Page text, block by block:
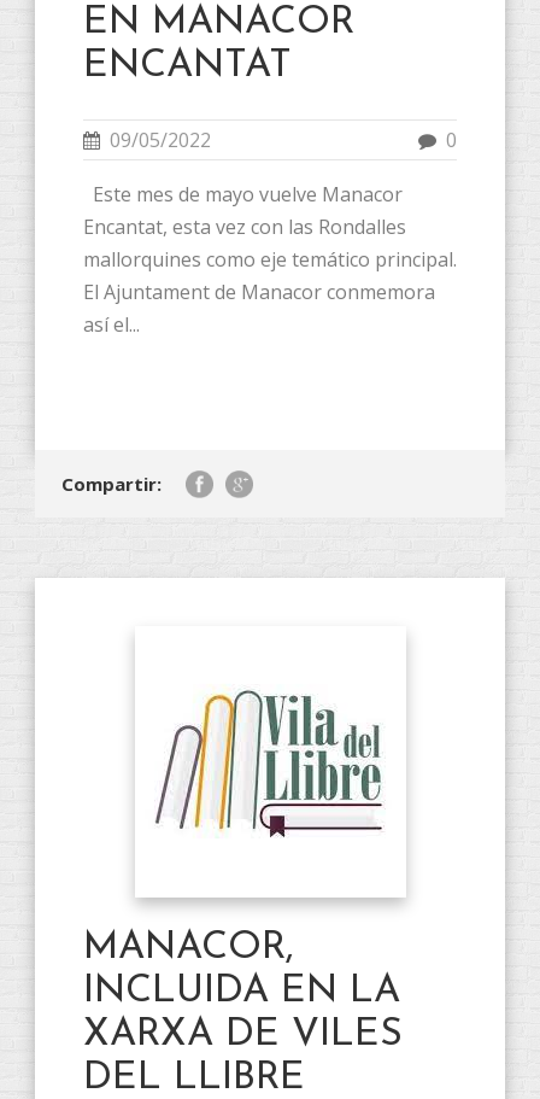
EN MANACOR
ENCANTAT
09/05/2022 0
Este mes de mayo vuelve Manacor
Encantat, esta vez con las Rondalles
mallorquines como eje temático principal.
El Ajuntament de Manacor conmemora
así el...
Compartir:
MANACOR,
INCLUIDA EN LA
XARXA DE VILES
DEL LLIBRE